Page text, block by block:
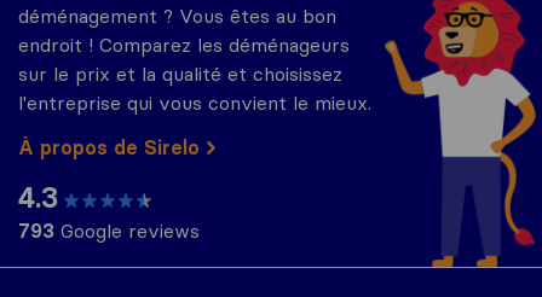
déménagement ? Vous êtes au bon
endroit ! Comparez les déménageurs
sur le prix et la qualité et choisissez
l'entreprise qui vous convient le mieux.
À propos de Sirelo
4.3
793 Google reviews